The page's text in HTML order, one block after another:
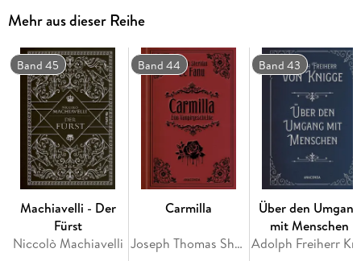
Mehr aus dieser Reihe
Band 45
Machiavelli - Der
Fürst
Niccolò Machiavelli
Band 44
Carmilla
Joseph Thomas Sheridan Le Fanu
Band 43
Über den Umgang
mit Menschen